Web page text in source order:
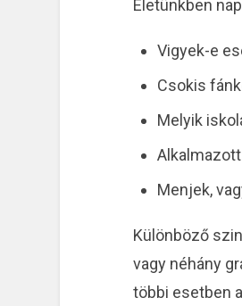
Életünkben
Vigyek-e
Csokis
Melyik
Menjek,
Különböző
vagy néhány
többi esetben